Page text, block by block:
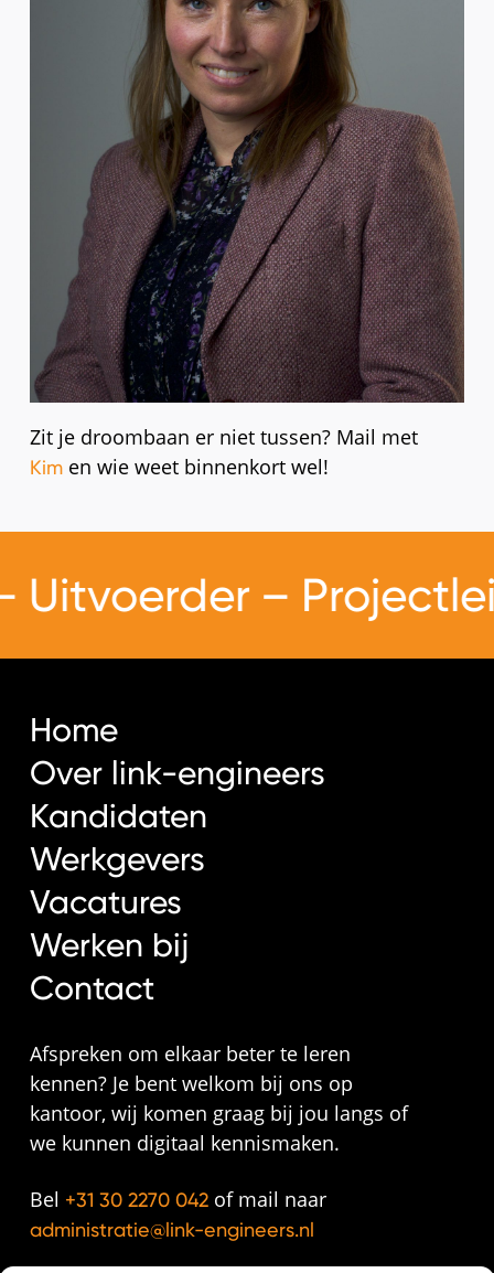
Zit je droombaan er niet tussen? Mail met
Kimen wie weet binnenkort wel!
Uitvoerder–
Home
Over link-engineers
Kandidaten
Werkgevers
Vacatures
Werken bij
Contact
Afspreken om elkaar beter te leren
kennen? Je bent welkom bij ons op
kantoor, wij komen graag bij jou langs of
we kunnen digitaal kennismaken.
Bel +31 30 2270 042of mail naar
administratie@link-engineers.nl